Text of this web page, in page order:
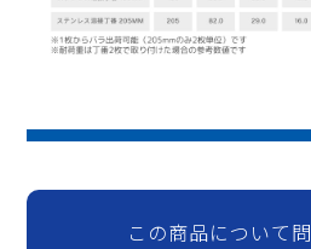
この商品について